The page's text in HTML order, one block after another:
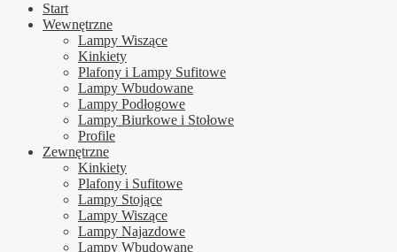
Start
Wewnętrzne
Lampy Wiszące
Kinkiety
Plafony i Lampy Sufitowe
Lampy Wbudowane
Lampy Podłogowe
Lampy Biurkowe i Stołowe
Profile
Zewnętrzne
Kinkiety
Plafony i Sufitowe
Lampy Stojące
Lampy Wiszące
Lampy Najazdowe
Lampy Wbudowane